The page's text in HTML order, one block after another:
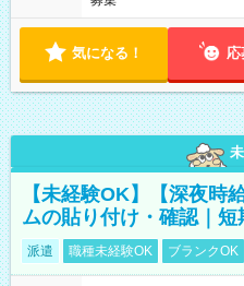
気になる！ 応
【未経験OK】【深夜時
ムの貼り付け・確認｜短
派遣 職種未経験OK ブランクOK